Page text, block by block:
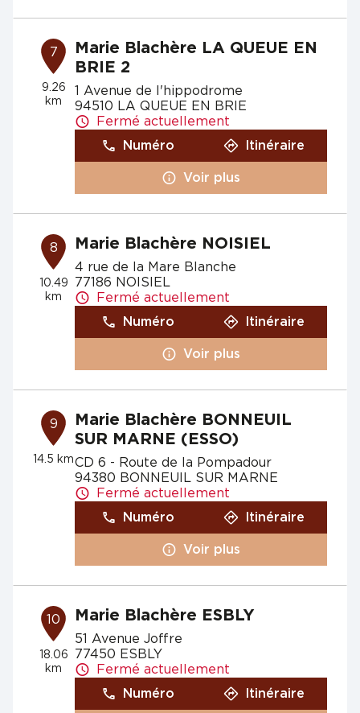
7
9.26
km
Marie Blachère LA QUEUE EN
BRIE 2
1 Avenue de l'hippodrome
94510 LA QUEUE EN BRIE
Fermé actuellement
Numéro
Itinéraire
Voir plus
8
10.49
km
Marie Blachère NOISIEL
4 rue de la Mare Blanche
77186 NOISIEL
Fermé actuellement
Numéro
Itinéraire
Voir plus
9
14.5 km
Marie Blachère BONNEUIL
SUR MARNE (ESSO)
CD 6 - Route de la Pompadour
94380 BONNEUIL SUR MARNE
Fermé actuellement
Numéro
Itinéraire
Voir plus
10
18.06
km
Marie Blachère ESBLY
51 Avenue Joffre
77450 ESBLY
Fermé actuellement
Numéro
Itinéraire